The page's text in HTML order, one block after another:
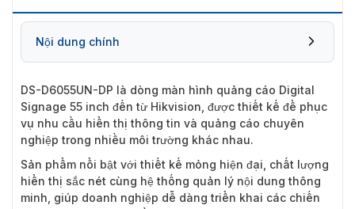
Nội dung chính
DS-D6055UN-DP là dòng màn hình quảng cáo Digital
Signage 55 inch đến từ Hikvision, được thiết kế để phục
vụ nhu cầu hiển thị thông tin và quảng cáo chuyên
nghiệp trong nhiều môi trường khác nhau.
Sản phẩm nổi bật với thiết kế mỏng hiện đại, chất lượng
hiển thị sắc nét cùng hệ thống quản lý nội dung thông
minh, giúp doanh nghiệp dễ dàng triển khai các chiến